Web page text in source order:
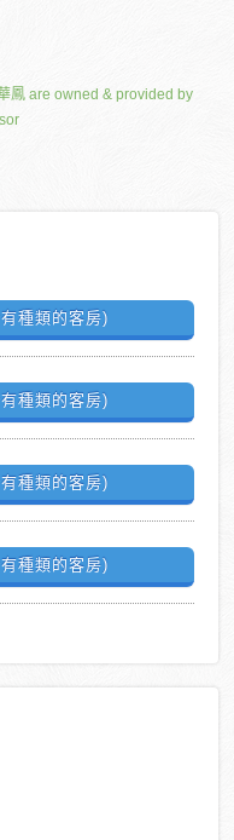
鳳 are owned & provided by
種類的客房)
種類的客房)
種類的客房)
種類的客房)